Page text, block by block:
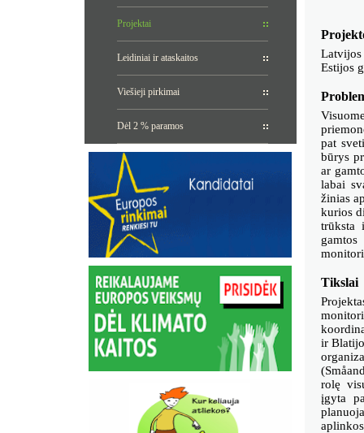
Projektai
Leidiniai ir ataskaitos
Viešieji pirkimai
Dėl 2 % paramos
Estijos
pat
būrys
ar
labai
žinias
kurios
trūksta
Tikslai
ir
rolę
įgyta